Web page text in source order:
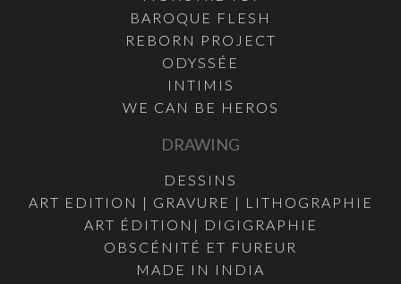
BAROQUE FLESH
REBORN PROJECT
ODYSSÉE
INTIMIS
WE CAN BE HEROS
DRAWING
DESSINS
ART EDITION | GRAVURE | LITHOGRAPHIE
ART ÉDITION| DIGIGRAPHIE
OBSCÉNITÉ ET FUREUR
MADE IN INDIA